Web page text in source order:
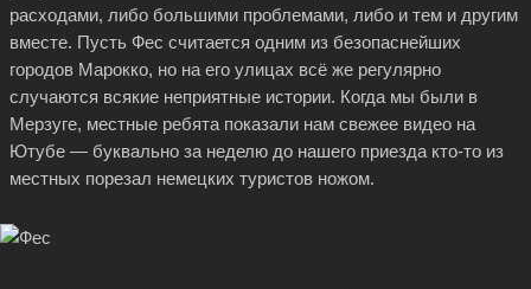
расходами, либо большими проблемами, либо и тем и другим
вместе. Пусть Фес считается одним из безопаснейших
городов Марокко, но на его улицах всё же регулярно
случаются всякие неприятные истории. Когда мы были в
Мерзуге, местные ребята показали нам свежее видео на
Ютубе — буквально за неделю до нашего приезда кто-тоиз
местных порезал немецких туристов ножом.